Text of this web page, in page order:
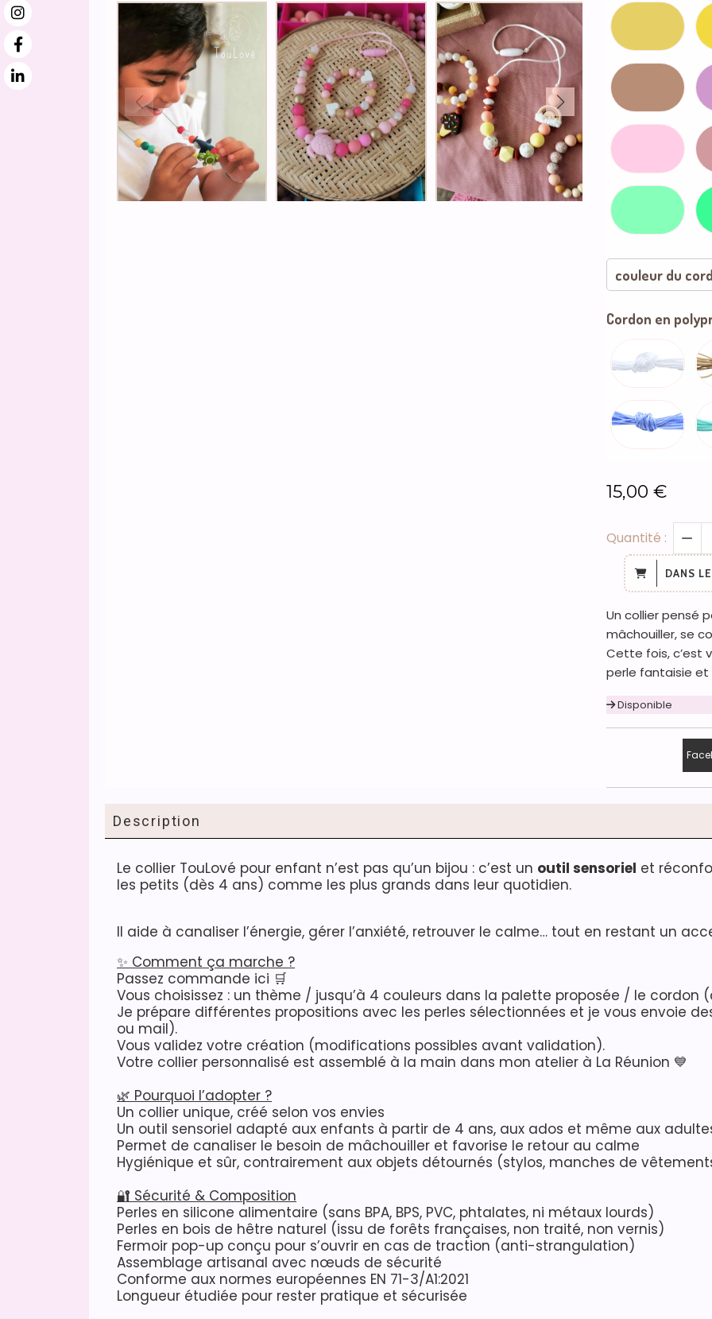
couleur du
Cordon en
15,00 €
Quantité :
DANS
Un collier pensé
mâchouiller, se
Cette fois, c’est
perle fantaisie et
Disponible
Description
Le collier TouLové pour enfant n’est pas qu’un bijou : c’est un outil sensoriel et
les petits (dès 4 ans) comme les plus grands dans leur quotidien.
Il aide à canaliser l’énergie, gérer l’anxiété, retrouver le calme… tout en restant un
✨ Comment ça marche ?
Passez commande ici 🛒
Vous choisissez : un thème / jusqu’à 4 couleurs dans la palette proposée / le cordon
Je prépare différentes propositions avec les perles sélectionnées et je vous envoie
ou mail).
Vous validez votre création (modifications possibles avant validation).
Votre collier personnalisé est assemblé à la main dans mon atelier à La Réunion 💙
🌿 Pourquoi l’adopter ?
Un collier unique, créé selon vos envies
Un outil sensoriel adapté aux enfants à partir de 4 ans, aux ados et même aux
Permet de canaliser le besoin de mâchouiller et favorise le retour au calme
Hygiénique et sûr, contrairement aux objets détournés (stylos, manches de
🔐 Sécurité & Composition
Perles en silicone alimentaire (sans BPA, BPS, PVC, phtalates, ni métaux lourds)
Perles en bois de hêtre naturel (issu de forêts françaises, non traité, non vernis)
Fermoir pop-up conçu pour s’ouvrir en cas de traction (anti-strangulation)
Assemblage artisanal avec nœuds de sécurité
Conforme aux normes européennes EN 71-3/A1:2021
Longueur étudiée pour rester pratique et sécurisée